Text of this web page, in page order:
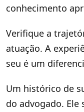
conhecimento
Verifique a
atuação. A
seu é um
Um histórico de
do advogado. Ele